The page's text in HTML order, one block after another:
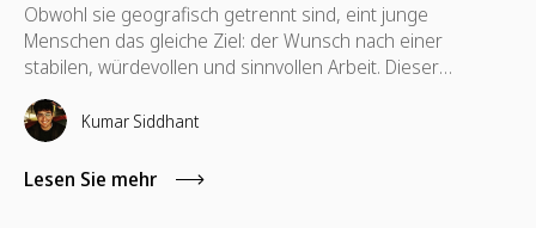
Obwohl sie geografisch getrennt sind, eint junge
Menschen das gleiche Ziel: der Wunsch nach einer
stabilen, würdevollen und sinnvollen Arbeit. Dieser
gemeinsame Antrieb steht am 12. August im Mittelpunkt
des unternehmerischen Dialogs. Der Internationale Tag
der Jugend (IYD) ist ein wichtiger jährlicher Meilenstein für
CSR- und Personalabteilungen, um zu bewerten, wie ihre
Kumar Siddhant
Lesen Sie mehr